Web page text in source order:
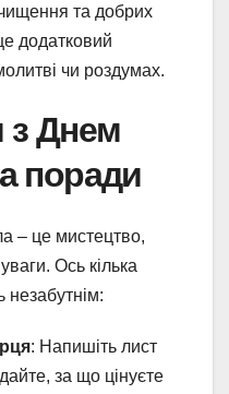
та добрих
додатковий
чи роздумах.
з Днем
поради
– це мистецтво,
Ось кілька
незабутнім:
: Напишіть лист
за що цінуєте